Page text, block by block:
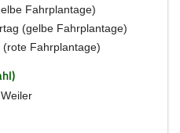
Fahrplantage)
(gelbe Fahrplantage)
(rote Fahrplantage)